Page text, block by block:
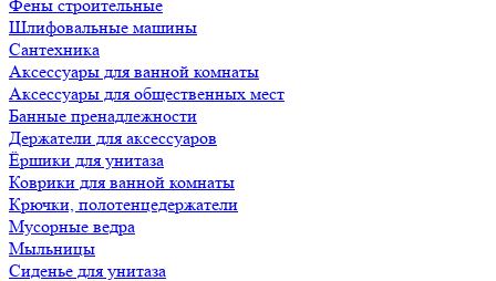
Фены строительные
Шлифовальные машины
Сантехника
Аксессуары для ванной комнаты
Аксессуары для общественных мест
Банные пренадлежности
Держатели для аксессуаров
Ёршики для унитаза
Коврики для ванной комнаты
Крючки, полотенцедержатели
Мусорные ведра
Мыльницы
Сиденье для унитаза